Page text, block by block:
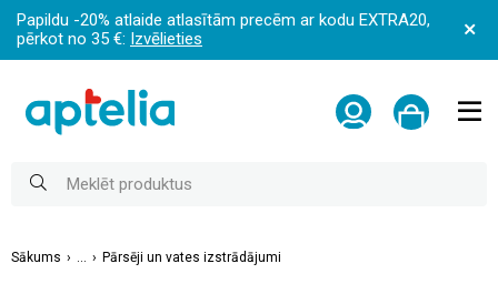
Papildu -20% atlaide atlasītām precēm ar kodu EXTRA20,
pērkot no 35 €: Izvēlieties
Sākums Pārsēji un vates izstrādājumi